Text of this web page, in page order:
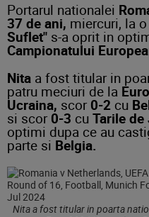
Portarul nationalei
37 de ani, miercuri, la
Suflet" s-a oprit in
Campionatului
Nita a fost titular in
patru meciuri de la
Ucraina, scor 0-2 cu
si scor 0-3 cu Tarile de
optimi dupa ce au
parte si Belgia.
Nita a fost titular in poarta